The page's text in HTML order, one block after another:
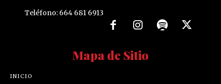
Teléfono: 664 681 6913
Mapa de Sitio
INICIO